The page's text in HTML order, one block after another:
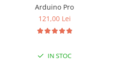
Arduino Pro
121,00 Lei
IN STOC